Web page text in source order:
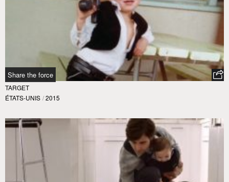
Share the force
TARGET
ÉTATS-UNIS / 2015